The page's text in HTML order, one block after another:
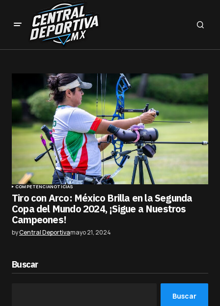
COMPETENCIANOTICIAS
Tiro con Arco: México Brilla en la Segunda
Copa del Mundo 2024, ¡Sigue a Nuestros
Campeones!
byCentral Deportivamayo 21, 2024
Buscar
Buscar